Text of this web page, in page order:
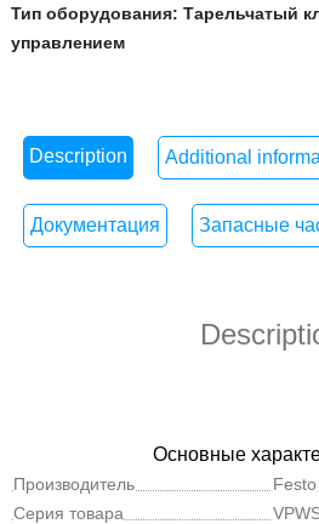
Тип оборудования: Тарельчатый
управлением
Description Additional
Документация Запасные
Основные
Производитель
Festo
Серия товара